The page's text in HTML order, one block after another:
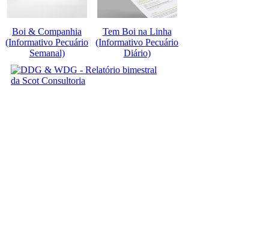
Boi & Companhia
(Informativo Pecuário
Semanal)
Tem Boi na Linha
(Informativo Pecuário
Diário)